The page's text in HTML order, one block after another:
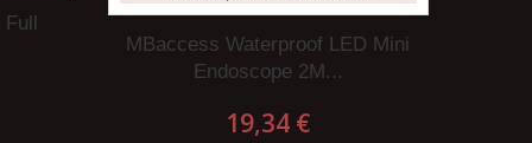
Full
MBaccess Waterproof LED Mini
Endoscope 2M...
19,34 €